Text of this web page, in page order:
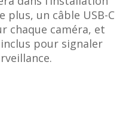
plus, un câble USB-C
chaque caméra, et
pour signaler